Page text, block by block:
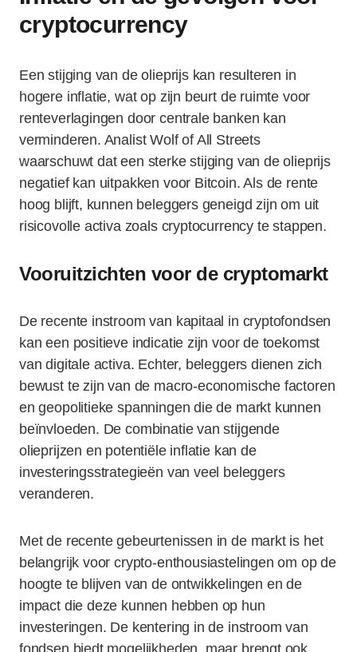
cryptocurrency
Een stijging van de olieprijs kan resulteren in
hogere inflatie, wat op zijn beurt de ruimte voor
renteverlagingen door centrale banken kan
verminderen. Analist Wolf of All Streets
waarschuwt dat een sterke stijging van de olieprijs
negatief kan uitpakken voor Bitcoin. Als de rente
hoog blijft, kunnen beleggers geneigd zijn om uit
risicovolle activa zoals cryptocurrency te stappen.
Vooruitzichten voor de cryptomarkt
De recente instroom van kapitaal in cryptofondsen
kan een positieve indicatie zijn voor de toekomst
van digitale activa. Echter, beleggers dienen zich
bewust te zijn van de macro-economische factoren
en geopolitieke spanningen die de markt kunnen
beïnvloeden. De combinatie van stijgende
olieprijzen en potentiële inflatie kan de
investeringsstrategieën van veel beleggers
veranderen.
Met de recente gebeurtenissen in de markt is het
belangrijk voor crypto-enthousiastelingen om op de
hoogte te blijven van de ontwikkelingen en de
impact die deze kunnen hebben op hun
investeringen. De kentering in de instroom van
fondsen biedt mogelijkheden, maar brengt ook